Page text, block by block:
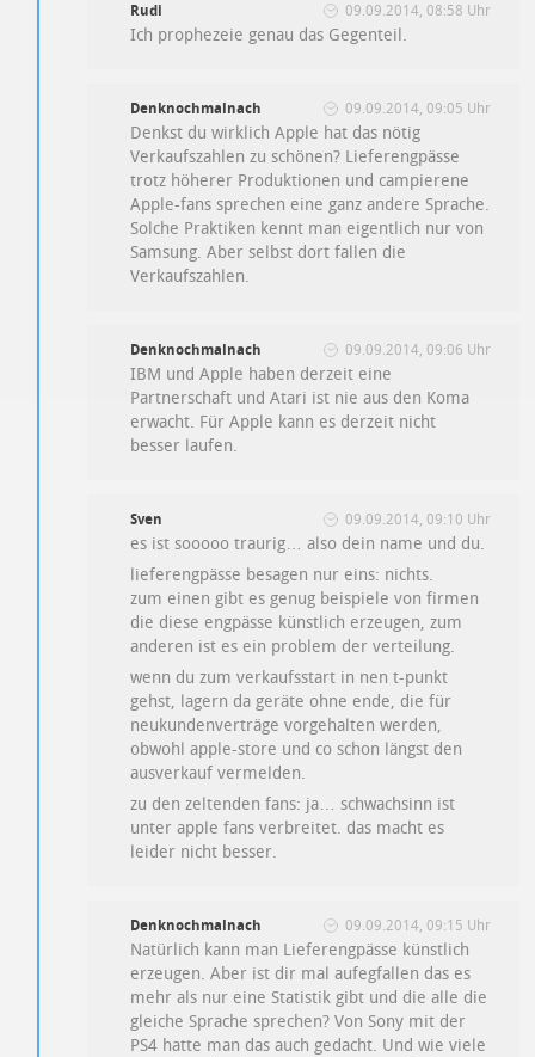
Rudi 09.09.2014, 08:58 Uhr
Ich prophezeie genau das Gegenteil.
Denknochmalnach 09.09.2014, 09:05 Uhr
Denkst du wirklich Apple hat das nötig
Verkaufszahlen zu schönen? Lieferengpässe
trotz höherer Produktionen und campierene
Apple-fans sprechen eine ganz andere Sprache.
Solche Praktiken kennt man eigentlich nur von
Samsung. Aber selbst dort fallen die
Verkaufszahlen.
Denknochmalnach 09.09.2014, 09:06 Uhr
IBM und Apple haben derzeit eine
Partnerschaft und Atari ist nie aus den Koma
erwacht. Für Apple kann es derzeit nicht
besser laufen.
Sven 09.09.2014, 09:10 Uhr
es ist sooooo traurig… also dein name und du.
lieferengpässe besagen nur eins: nichts.
zum einen gibt es genug beispiele von firmen
die diese engpässe künstlich erzeugen, zum
anderen ist es ein problem der verteilung.
wenn du zum verkaufsstart in nen t-punkt
gehst, lagern da geräte ohne ende, die für
neukundenverträge vorgehalten werden,
obwohl apple-store und co schon längst den
ausverkauf vermelden.
zu den zeltenden fans: ja… schwachsinn ist
unter apple fans verbreitet. das macht es
leider nicht besser.
Denknochmalnach 09.09.2014, 09:15 Uhr
Natürlich kann man Lieferengpässe künstlich
erzeugen. Aber ist dir mal aufegfallen das es
mehr als nur eine Statistik gibt und die alle die
gleiche Sprache sprechen? Von Sony mit der
PS4 hatte man das auch gedacht. Und wie viele